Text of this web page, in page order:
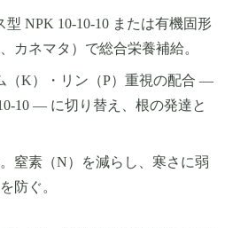
型 NPK 10-10-10 または有機固形
カネマタ）で総合栄養補給。
（K）・リン（P）重視の配合 —
10 — に切り替え、根の発達と
。窒素（N）を減らし、寒さに弱
防ぐ。